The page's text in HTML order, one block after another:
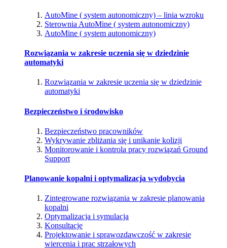
AutoMine ( system autonomiczny) – linia wzroku
Sterownia AutoMine ( system autonomiczny)
AutoMine ( system autonomiczny)
Rozwiązania w zakresie uczenia się w dziedzinie
automatyki
Rozwiązania w zakresie uczenia się w dziedzinie
automatyki
Bezpieczeństwo i środowisko
Bezpieczeństwo pracowników
Wykrywanie zbliżania się i unikanie kolizji
Monitorowanie i kontrola pracy rozwiązań Ground
Support
Planowanie kopalni i optymalizacja wydobycia
Zintegrowane rozwiązania w zakresie planowania
kopalni
Optymalizacja i symulacja
Konsultacje
Projektowanie i sprawozdawczość w zakresie
wiercenia i prac strzałowych